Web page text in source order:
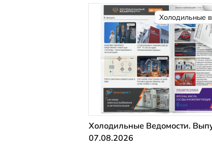
Холодильные
Холодильные Ведомости.
07.08.2026